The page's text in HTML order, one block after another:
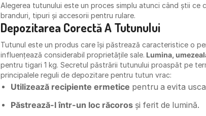
Alegerea tutunului este un proces simplu atunci când știi
branduri, tipuri și accesorii pentru rulare.
Depozitarea Corectă A Tutunului
Tutunul este un produs care își păstrează caracteristice o
influențează considerabil proprietățile sale. Lumina,
pentru tigari 1 kg. Secretul păstrării tutunului proaspăt pe
principalele reguli de depozitare pentru tutun vrac:
Utilizează recipiente ermetice pentru a evita
Păstrează-l într-un loc răcoros și ferit de lumină.